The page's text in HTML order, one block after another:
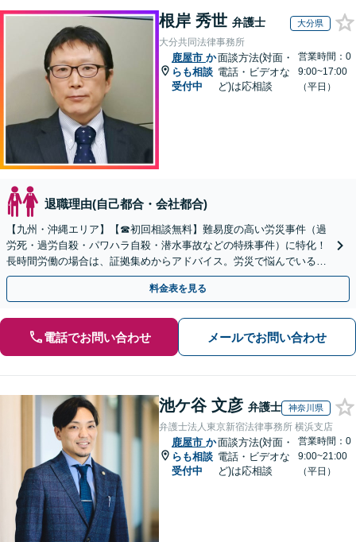
根岸 秀世 弁護士 大分県
大分共同法律事務所
鹿屋市 か
らも相談
受付中
面談方法(対面・
電話・ビデオな
ど)は応相談
営業時間：0
9:00~17:00
（平日）
退職理由(自己都合・会社都合)
【九州・沖縄エリア】【☎︎初回相談無料】難易度の高い労災事件（過
労死・過労自殺・パワハラ自殺・潜水事故などの特殊事件）に特化！
長時間労働の場合は、証拠集めからアドバイス。労災で悩んでいる方
は早めにご相談を！【電話相談可能】
料金表を見る
電話でお問い合わせ メールでお問い合わせ
池ケ谷 文彦 弁護士 神奈川県
弁護士法人東京新宿法律事務所 横浜支店
鹿屋市 か
らも相談
受付中
面談方法(対面・
電話・ビデオな
ど)は応相談
営業時間：0
9:00~21:00
（平日）